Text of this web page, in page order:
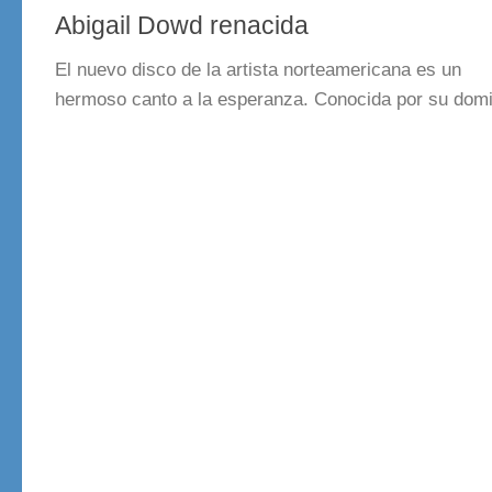
Abigail Dowd renacida
El nuevo disco de la artista norteamericana es un
hermoso canto a la esperanza. Conocida por su